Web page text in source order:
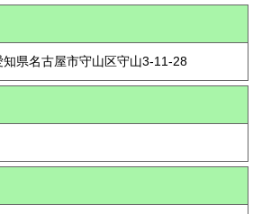
県名古屋市守山区守山3-11-28